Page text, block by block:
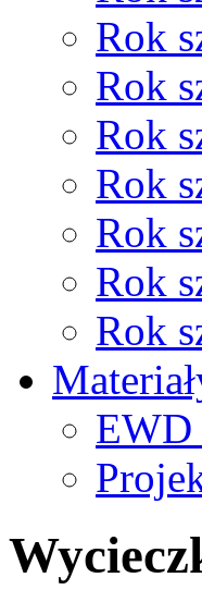
Rok
Rok
Rok
Rok
Rok
Rok
Rok
EWD